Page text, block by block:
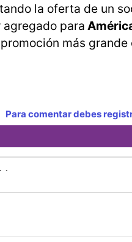
la oferta de un
para
más
Para comentar debes